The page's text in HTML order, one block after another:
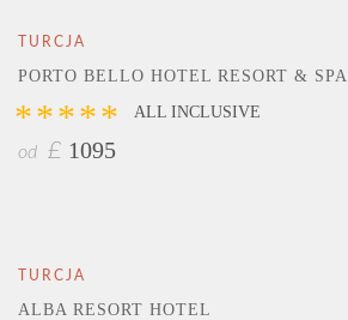
TURCJA
PORTO BELLO HOTEL RESORT & SPA
***** ALL INCLUSIVE
od £ 1095
TURCJA
ALBA RESORT HOTEL